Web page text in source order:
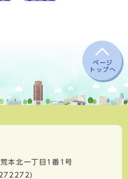
ページ
トップへ
本北一丁目1番1号